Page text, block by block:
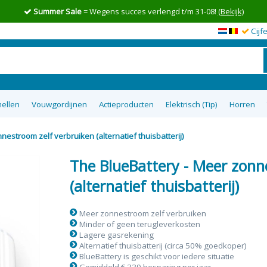
Summer Sale= Wegens succes verlengd t/m 31-08! (Bekijk)
Vouwgordijnen Actieproducten Elektrisch (Tip) Horren
op maat
zelf verbruiken (alternatief thuisbatterij)
The BlueBattery - Meer
(alternatief thuisbatterij)
Meer zonnestroom zelf verbruiken
Minder of geen terugleverkosten
Lagere gasrekening
Alternatief thuisbatterij (circa 50% goedkoper)
BlueBattery is geschikt voor iedere situatie